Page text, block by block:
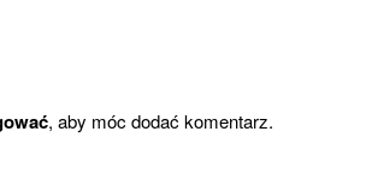
, aby móc dodać komentarz.